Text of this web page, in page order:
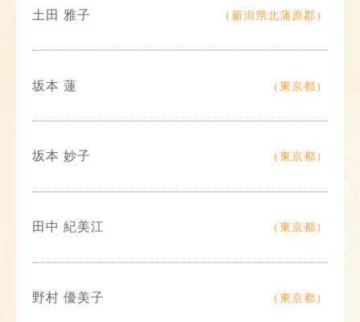
土田 雅子 （新潟県北蒲原郡）
坂本 蓮 （東京都）
坂本 妙子 （東京都）
田中 紀美江 （東京都）
野村 優美子 （東京都）